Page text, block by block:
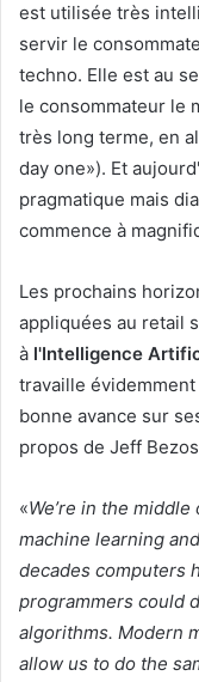
est utilisée très
servir le
techno. Elle est au
le consommateur le
très long terme, en
day one»). Et
pragmatique mais
commence à
Les prochains
appliquées au retail
à l'Intelligence
travaille
bonne avance sur
propos de Jeff
«We’re in the
machine learning
decades computers
programmers could
algorithms. Modern
allow us to do the